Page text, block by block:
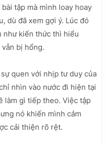
tập mà mình loay hoay
dù đã xem gợi ý. Lúc đó
như kiến thức thì hiểu
bị hổng.
quen với nhịp tư duy của
nhìn vào nước đi hiện tại
làm gì tiếp theo. Việc tập
nó khiến mình cảm
cải thiện rõ rệt.